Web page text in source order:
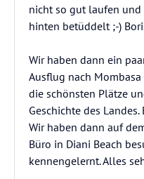
nicht so gut laufen
hinten betüddelt ;-)
Wir haben dann ein
Ausflug nach
die schönsten Plätze
Geschichte des
Wir haben dann auf
Büro in Diani Beach
kennengelernt. Alles